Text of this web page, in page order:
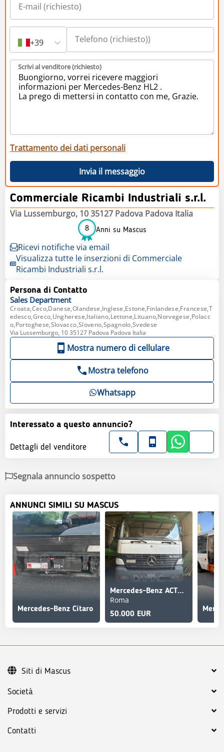
+39
Scrivi al venditore (richiesto)
Trattamento dei dati personali
Invia il messaggio
Commerciale Ricambi Industriali s.r.l.
Via Lussemburgo, 10 35127 Padova Padova Italia
8 Anni su Mascus
Ricevi notifiche via email
Visualizza tutte le inserzioni di Commerciale
Ricambi Industriali s.r.l.
Persona di Contatto
Sales Department
Croata,Ceco,Danese,Olandese,Inglese,Estone,Finlandese,Francese,T
edesco,Greco,Ungherese,Italiano,Lettone,Lituano,Norvegese,Polacc
o,Portoghese,Slovacco,Sloveno,Spagnolo,Svedese
Via Lussemburgo, 10 35127 Padova Padova Italia
Mostra numero di cellulare
Mostra telefono
Whatsapp
Interessato a questo annuncio?
Dettagli del venditore
Segnala annuncio sospetto
ANNUNCI SIMILI SU MASCUS
Mercedes-Benz Citaro
Mercedes-Benz ACTROS 1831
Roma
50.000 EUR
Società
Prodotti e servizi
Contatti
Siti di Mascus